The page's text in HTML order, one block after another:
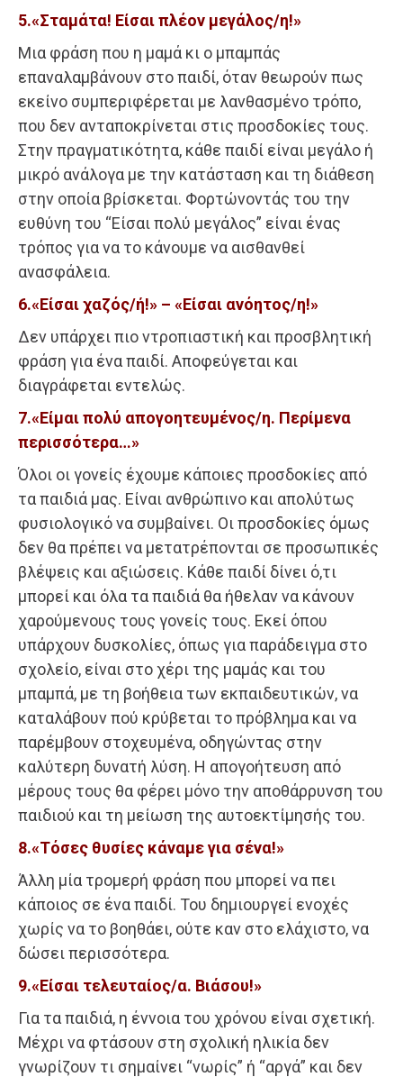
5.«Σταμάτα! Είσαι πλέον μεγάλος/η!»
Μια φράση που η μαμά κι ο μπαμπάς
επαναλαμβάνουν στο παιδί, όταν θεωρούν πως
εκείνο συμπεριφέρεται με λανθασμένο τρόπο,
που δεν ανταποκρίνεται στις προσδοκίες τους.
Στην πραγματικότητα, κάθε παιδί είναι μεγάλο ή
μικρό ανάλογα με την κατάσταση και τη διάθεση
στην οποία βρίσκεται. Φορτώνοντάς του την
ευθύνη του “Είσαι πολύ μεγάλος” είναι ένας
τρόπος για να το κάνουμε να αισθανθεί
ανασφάλεια.
6.«Είσαι χαζός/ή!» – «Είσαι ανόητος/η!»
Δεν υπάρχει πιο ντροπιαστική και προσβλητική
φράση για ένα παιδί. Αποφεύγεται και
διαγράφεται εντελώς.
7.«Είμαι πολύ απογοητευμένος/η. Περίμενα
περισσότερα…»
Όλοι οι γονείς έχουμε κάποιες προσδοκίες από
τα παιδιά μας. Είναι ανθρώπινο και απολύτως
φυσιολογικό να συμβαίνει. Οι προσδοκίες όμως
δεν θα πρέπει να μετατρέπονται σε προσωπικές
βλέψεις και αξιώσεις. Κάθε παιδί δίνει ό,τι
μπορεί και όλα τα παιδιά θα ήθελαν να κάνουν
χαρούμενους τους γονείς τους. Εκεί όπου
υπάρχουν δυσκολίες, όπως για παράδειγμα στο
σχολείο, είναι στο χέρι της μαμάς και του
μπαμπά, με τη βοήθεια των εκπαιδευτικών, να
καταλάβουν πού κρύβεται το πρόβλημα και να
παρέμβουν στοχευμένα, οδηγώντας στην
καλύτερη δυνατή λύση. Η απογοήτευση από
μέρους τους θα φέρει μόνο την αποθάρρυνση του
παιδιού και τη μείωση της αυτοεκτίμησής του.
8.«Τόσες θυσίες κάναμε για σένα!»
Άλλη μία τρομερή φράση που μπορεί να πει
κάποιος σε ένα παιδί. Του δημιουργεί ενοχές
χωρίς να το βοηθάει, ούτε καν στο ελάχιστο, να
δώσει περισσότερα.
9.«Είσαι τελευταίος/α. Βιάσου!»
Για τα παιδιά, η έννοια του χρόνου είναι σχετική.
Μέχρι να φτάσουν στη σχολική ηλικία δεν
γνωρίζουν τι σημαίνει “νωρίς” ή “αργά” και δεν